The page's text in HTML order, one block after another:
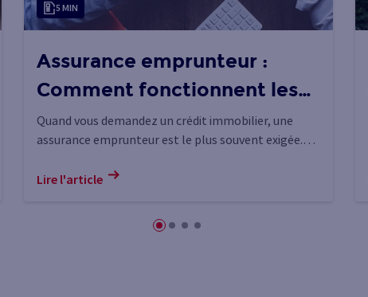
5 MIN
Assurance emprunteur :
Comment fonctionnent les
garanties Décès et PTIA ?
Quand vous demandez un crédit immobilier, une
assurance emprunteur est le plus souvent exigée.
totalement votre autonomie. Cet article explique
pour sécuriser votre projet.
Lire l'article